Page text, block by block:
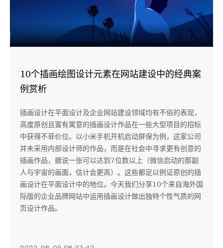
10个插画绘图设计元素在网站建设中的经典案
例赏析
插画设计在平面设计及企业网站建设领域均有不俗的表现，
高度原创且富有寓意的插画设计作品在一些大型项目的招标
中获得不菲价位。以小米手机开机启动屏保为例，这家公司
并未采用内部设计师的作品，而是在社会中寻求更有创意的
插画作品，据说一张可以达到7位数以上（微信启动的那副
人与宇宙的画面，估计会更高）。这些都足以例证原创的插
画设计在平面设计中的地位。今天我们分享10个来自海外国
际版的企业品牌网站中运用插画设计做出独特个性气质的网
页设计作品。